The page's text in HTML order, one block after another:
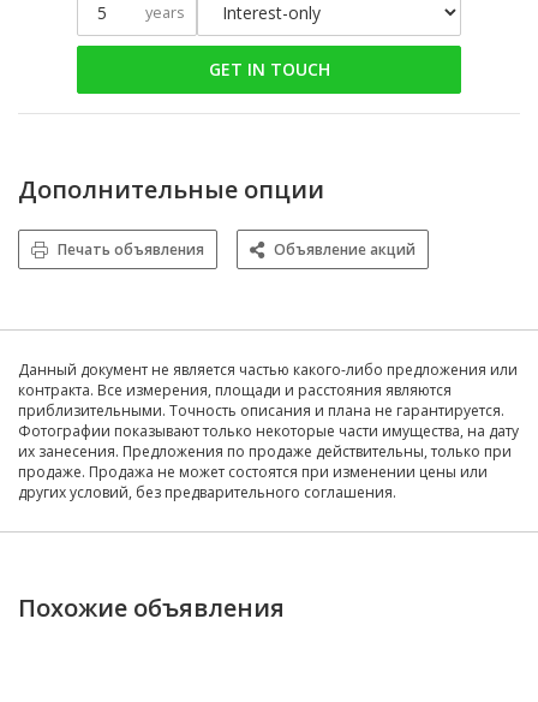
years
GET IN TOUCH
Дополнительные опции
Печать объявления Объявление акций
Данный документ не является частью какого-либо предложения или
контракта. Все измерения, площади и расстояния являются
приблизительными. Точность описания и плана не гарантируется.
Фотографии показывают только некоторые части имущества, на дату
их занесения. Предложения по продаже действительны, только при
продаже. Продажа не может состоятся при изменении цены или
других условий, без предварительного соглашения.
Похожие объявления